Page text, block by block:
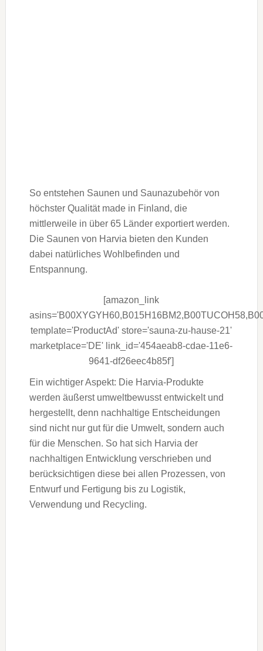
So entstehen Saunen und Saunazubehör von
höchster Qualität made in Finland, die
mittlerweile in über 65 Länder exportiert werden.
Die Saunen von Harvia bieten den Kunden
dabei natürliches Wohlbefinden und
Entspannung.
[amazon_link
template='ProductAd' store='sauna-zu-hause-21'
marketplace='DE' link_id='454aeab8-cdae-11e6-
9641-df26eec4b85f']
Ein wichtiger Aspekt: Die Harvia-Produkte
werden äußerst umweltbewusst entwickelt und
hergestellt, denn nachhaltige Entscheidungen
sind nicht nur gut für die Umwelt, sondern auch
für die Menschen. So hat sich Harvia der
nachhaltigen Entwicklung verschrieben und
berücksichtigen diese bei allen Prozessen, von
Entwurf und Fertigung bis zu Logistik,
Verwendung und Recycling.